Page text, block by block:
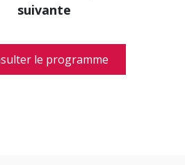
suivante
le programme